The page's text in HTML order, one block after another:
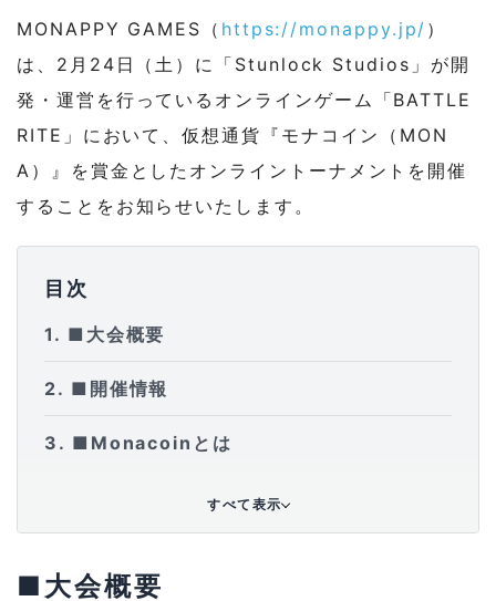
MONAPPY GAMES（ https://monappy.jp/ ）
は、 2月24日（土）に「Stunlock Studios」が開
発・運営を行っているオンラインゲーム「BATTLE
RITE」において、仮想通貨『モナコイン（ MON
A）』
を賞金としたオンライントーナメントを開催
することをお知らせい たします。
目次
1 ■大会概要
2 ■開催情報
3 ■Monacoinとは
すべて表示
■大会概要